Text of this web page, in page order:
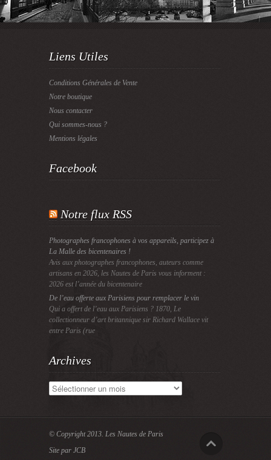
Liens Utiles
Conditions Générales de Vente
Notre boutique
Nous contacter
Qui sommes-nous ?
Mentions légales
Facebook
Notre flux RSS
Photographes francophones à vos appareils, participez à
La Malle des bicentenaires !
Avis aux photographes francophones, auteurs comme
artisans en 2026, les Nautes de Paris vous informent :
2026 est l’année du bicentenaire
De l’eau offerte aux Parisiens pour remplacer le vin
Qui a offert de l’eau aux Parisiens ? 1870, Le
collectionneur d’art britannique sir Richard Wallace vit
entre Paris (rue
Archives
Archives
© Copyright 2013. Les Nautes de Paris
Site par JCB